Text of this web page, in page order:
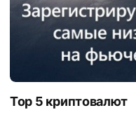
Top 5 криптовалют